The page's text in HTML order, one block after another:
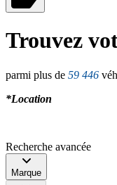
Trouvez
parmi plus de 59 446
*Location
Recherche avancée
Marque